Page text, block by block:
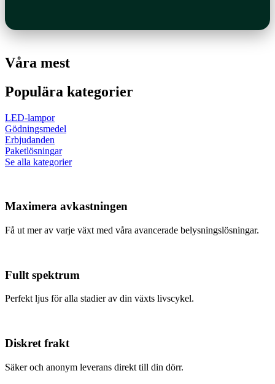
Våra mest
Populära kategorier
LED-lampor
Gödningsmedel
Erbjudanden
Paketlösningar
Se alla kategorier
Maximera avkastningen
Få ut mer av varje växt med våra avancerade belysningslösningar.
Fullt spektrum
Perfekt ljus för alla stadier av din växts livscykel.
Diskret frakt
Säker och anonym leverans direkt till din dörr.